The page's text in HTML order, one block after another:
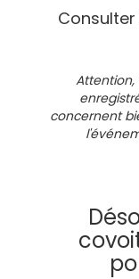
concernent